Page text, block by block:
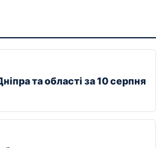
та області за 10 серпня